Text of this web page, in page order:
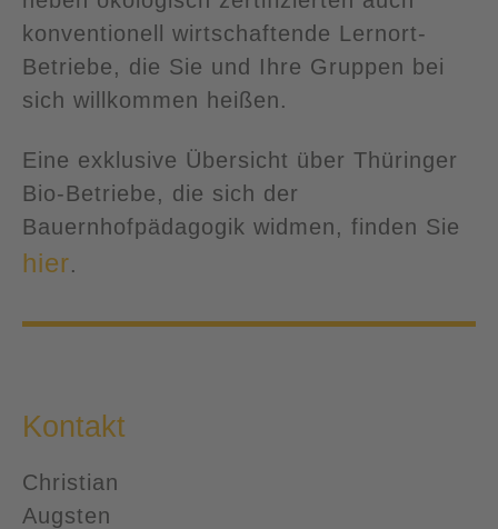
konventionell wirtschaftende Lernort-
Betriebe, die Sie und Ihre Gruppen bei
sich willkommen heißen.
Eine exklusive Übersicht über Thüringer
Bio-Betriebe, die sich der
Bauernhofpädagogik widmen, finden Sie
hier.
Kontakt
Christian
Augsten